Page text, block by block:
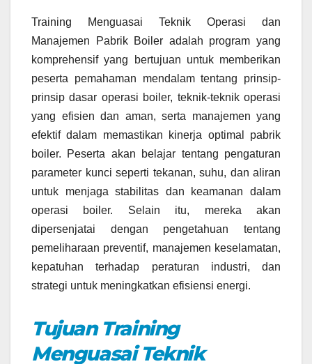
Training Menguasai Teknik Operasi dan
Manajemen Pabrik Boiler adalah program yang
komprehensif yang bertujuan untuk memberikan
peserta pemahaman mendalam tentang prinsip-
prinsip dasar operasi boiler, teknik-teknik operasi
yang efisien dan aman, serta manajemen yang
efektif dalam memastikan kinerja optimal pabrik
boiler. Peserta akan belajar tentang pengaturan
parameter kunci seperti tekanan, suhu, dan aliran
untuk menjaga stabilitas dan keamanan dalam
operasi boiler. Selain itu, mereka akan
dipersenjatai dengan pengetahuan tentang
pemeliharaan preventif, manajemen keselamatan,
kepatuhan terhadap peraturan industri, dan
strategi untuk meningkatkan efisiensi energi.
Tujuan Training
Menguasai Teknik